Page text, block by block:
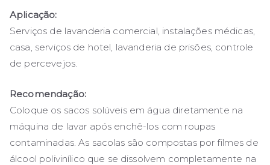
Aplicação:
Serviços de lavanderia comercial, instalações médicas,
casa, serviços de hotel, lavanderia de prisões, controle
de percevejos.
Recomendação:
Coloque os sacos solúveis em água diretamente na
máquina de lavar após enchê-los com roupas
contaminadas. As sacolas são compostas por filmes de
álcool polivinílico que se dissolvem completamente na